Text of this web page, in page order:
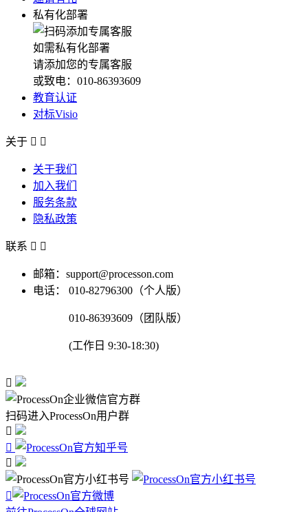
私有化部署
如需私有化部署
请添加您的专属客服
或致电：010-86393609
教育认证
对标Visio
关于  
关于我们
加入我们
服务条款
隐私政策
联系  
邮箱：support@processon.com
电话：
010-82796300（个人版）
010-86393609（团队版）
(工作日 9:30-18:30)

扫码进入ProcessOn用户群



